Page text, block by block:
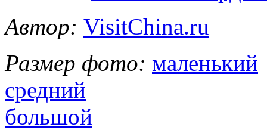
Автор: VisitChina.ru
Размер фото: маленький
средний
большой